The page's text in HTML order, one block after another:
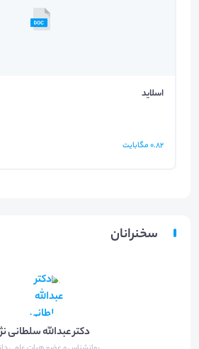
اسلاید
0.82مگابایت
سخنرانان
دکتر عبدالله سلطانی